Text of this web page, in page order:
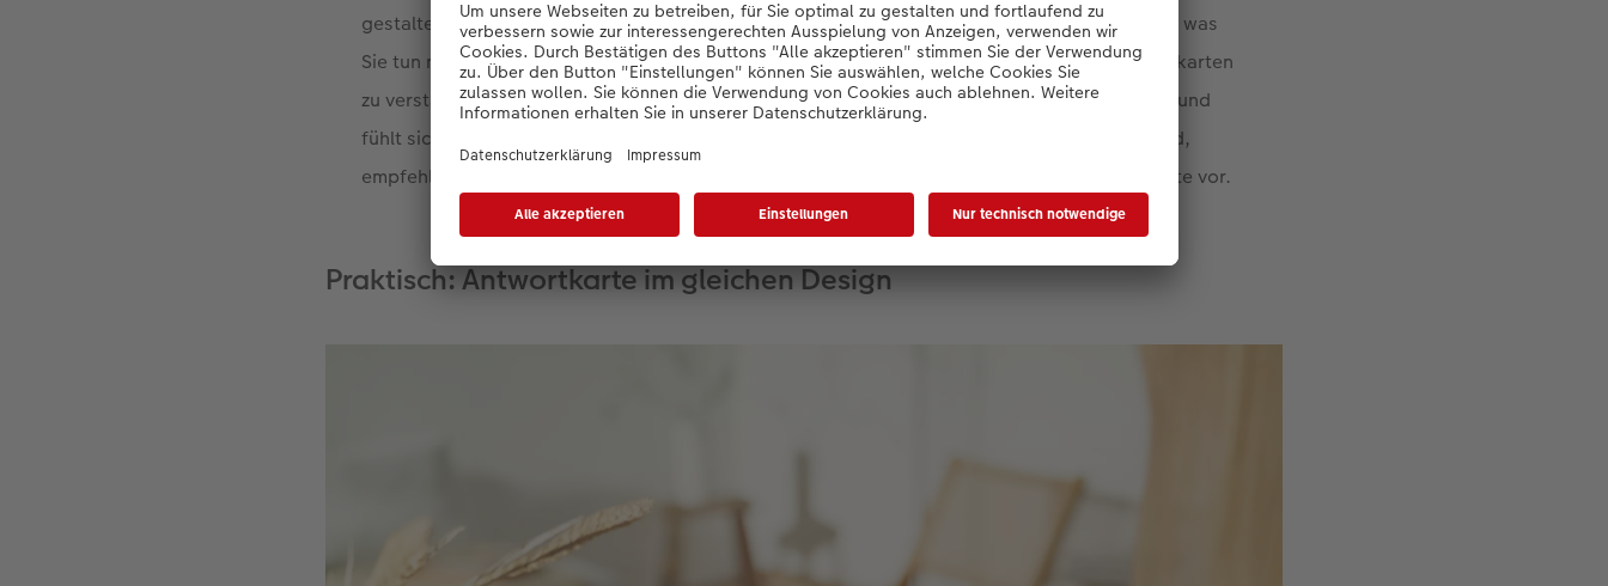
gestalten. Das florale Design wirkt unaufdringlich und gleichzeitig sehr geschmackvoll. Alles, was
Sie tun müssen, ist, den Inhalt mit Text und Bildern zu füllen. Um die Wirkung Ihrer Einladungskarten
zu verstärken, haben Sie in diesem Fall die Möglichkeit, Effektlack einzusetzen: Sieht gut aus und
fühlt sich noch besser an. Falls Sie noch auf der Suche nach einem passenden Paar-Motiv sind,
empfehlen wir unseren
. Dort stellen wir Ihnen sieben authentische Posen für Verliebte vor.
Praktisch: Antwortkarte im gleichen Design